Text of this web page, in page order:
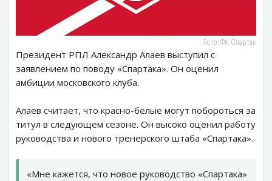
Фото: ФК Спартак
Президент РПЛ Александр Алаев выступил с
заявлением по поводу «Спартака». Он оценил
амбиции московского клуба.
Алаев считает, что красно-белые могут побороться за
титул в следующем сезоне. Он высоко оценил работу
руководства и нового тренерского штаба «Спартака».
«Мне кажется, что новое руководство «Спартака»